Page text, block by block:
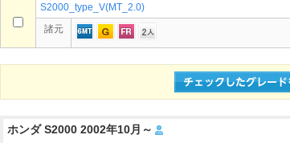
S2000_type_V(MT_2.0)
諸元
ホンダ S2000 2002年10月～